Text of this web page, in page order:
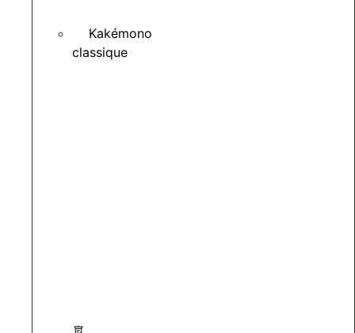
Kakémono
classique